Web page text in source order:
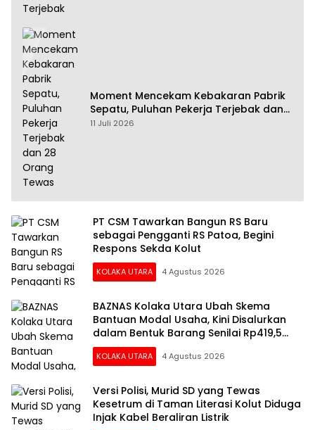
Moment Mencekam Kebakaran Pabrik
Sepatu, Puluhan Pekerja Terjebak dan
28 Orang Tewas
11 Juli 2026
PT CSM Tawarkan Bangun RS Baru
sebagai Pengganti RS Patoa, Begini
Respons Sekda Kolut
KOLAKA UTARA 4 Agustus 2026
BAZNAS Kolaka Utara Ubah Skema
Bantuan Modal Usaha, Kini Disalurkan
dalam Bentuk Barang Senilai Rp419,5
Juta
KOLAKA UTARA 4 Agustus 2026
Versi Polisi, Murid SD yang Tewas
Kesetrum di Taman Literasi Kolut Diduga
Injak Kabel Beraliran Listrik